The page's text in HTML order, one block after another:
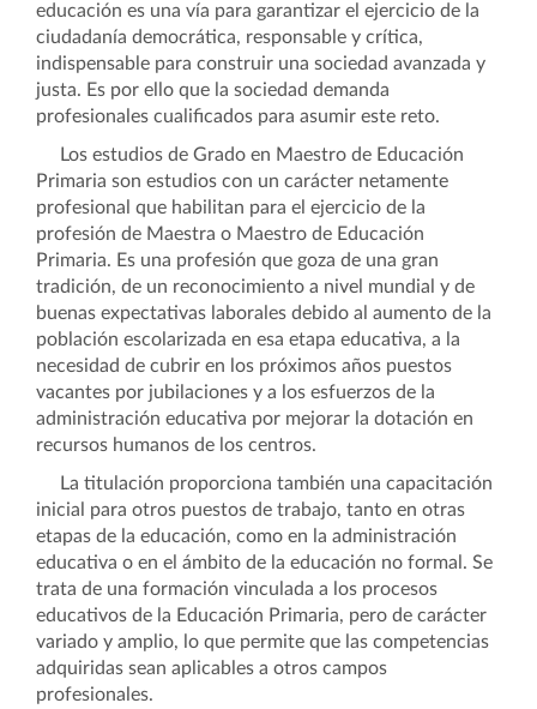
educación es una vía para garantizar el ejercicio de la
ciudadanía democrática, responsable y crítica,
indispensable para construir una sociedad avanzada y
justa. Es por ello que la sociedad demanda
profesionales cualificados para asumir este reto.
Los estudios de Grado en Maestro de Educación
Primaria son estudios con un carácter netamente
profesional que habilitan para el ejercicio de la
profesión de Maestra o Maestro de Educación
Primaria. Es una profesión que goza de una gran
tradición, de un reconocimiento a nivel mundial y de
buenas expectativas laborales debido al aumento de la
población escolarizada en esa etapa educativa, a la
necesidad de cubrir en los próximos años puestos
vacantes por jubilaciones y a los esfuerzos de la
administración educativa por mejorar la dotación en
recursos humanos de los centros.
La titulación proporciona también una capacitación
inicial para otros puestos de trabajo, tanto en otras
etapas de la educación, como en la administración
educativa o en el ámbito de la educación no formal. Se
trata de una formación vinculada a los procesos
educativos de la Educación Primaria, pero de carácter
variado y amplio, lo que permite que las competencias
adquiridas sean aplicables a otros campos
profesionales.